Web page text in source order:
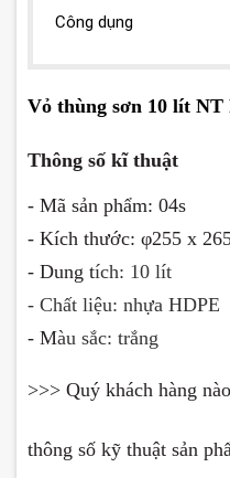
Công dụng
Vỏ thùng sơn 10 lít NT
Thông số kĩ thuật
- Mã sản phẩm: 04s
- Kích thước: φ255 x
- Dung tích: 10 lít
- Chất liệu: nhựa HDPE
- Màu sắc: trắng
>>> Quý khách hàng
thông số kỹ thuật sản